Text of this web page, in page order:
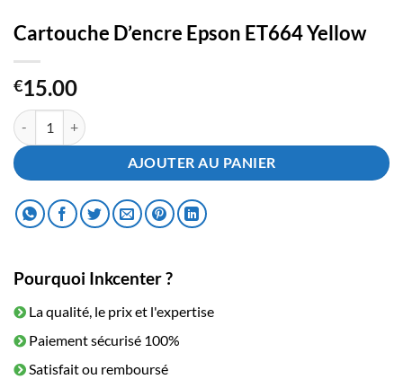
Cartouche D’encre Epson ET664 Yellow
€15.00
quantité de Cartouche D'encre Epson ET664 Yellow
AJOUTER AU PANIER
Pourquoi Inkcenter ?
La qualité, le prix et l'expertise
Paiement sécurisé 100%
Satisfait ou remboursé